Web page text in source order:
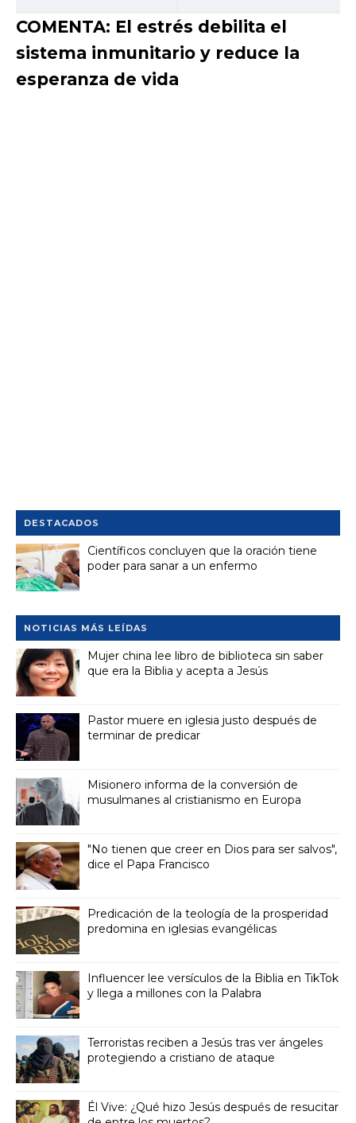
COMENTA: El estrés debilita el
sistema inmunitario y reduce la
esperanza de vida
DESTACADOS
Científicos concluyen que la oración tiene
poder para sanar a un enfermo
NOTICIAS MÁS LEÍDAS
Mujer china lee libro de biblioteca sin saber
que era la Biblia y acepta a Jesús
Pastor muere en iglesia justo después de
terminar de predicar
Misionero informa de la conversión de
musulmanes al cristianismo en Europa
"No tienen que creer en Dios para ser salvos",
dice el Papa Francisco
Predicación de la teología de la prosperidad
predomina en iglesias evangélicas
Influencer lee versículos de la Biblia en TikTok
y llega a millones con la Palabra
Terroristas reciben a Jesús tras ver ángeles
protegiendo a cristiano de ataque
Él Vive: ¿Qué hizo Jesús después de resucitar